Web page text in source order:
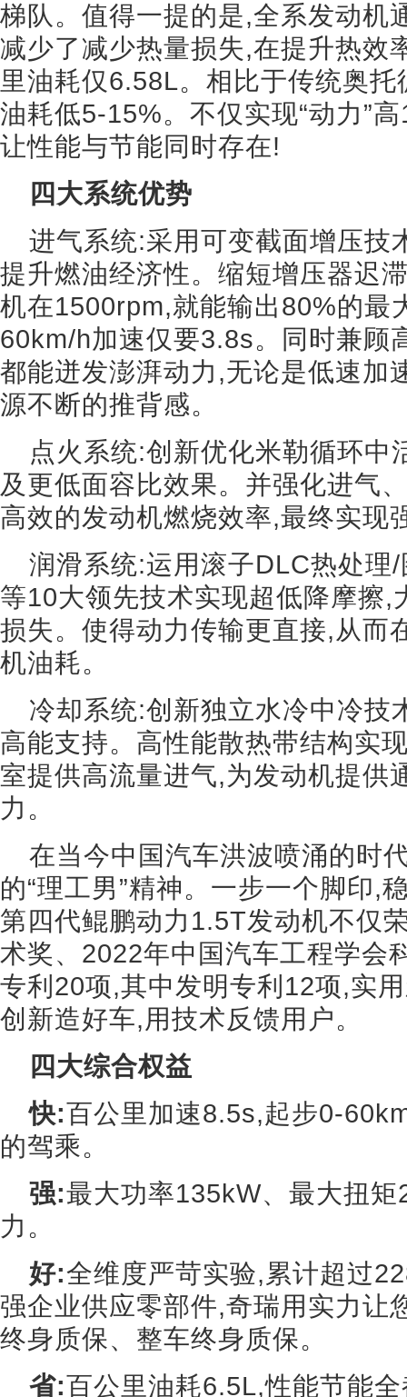
梯队。值得一提的是,全系发动机
减少了减少热量损失,在提升热效
里油耗仅6.58L。相比于传统奥
油耗低5-15%。不仅实现“动力”
让性能与节能同时存在!
四大系统优势
进气系统:采用可变截面增压技
提升燃油经济性。缩短增压器迟
机在1500rpm,就能输出80%的最
60km/h加速仅要3.8s。同时兼顾
都能迸发澎湃动力,无论是低速加
源不断的推背感。
点火系统:创新优化米勒循环中
及更低面容比效果。并强化进气
高效的发动机燃烧效率,最终实现
润滑系统:运用滚子DLC热处理
等10大领先技术实现超低降摩擦,
损失。使得动力传输更直接,从而
机油耗。
冷却系统:创新独立水冷中冷技
高能支持。高性能散热带结构实
室提供高流量进气,为发动机提供
力。
在当今中国汽车洪波喷涌的时
的“理工男”精神。一步一个脚印,
第四代鲲鹏动力1.5T发动机不仅
术奖、2022年中国汽车工程学会
专利20项,其中发明专利12项,实
创新造好车,用技术反馈用户。
四大综合权益
快:百公里加速8.5s,起步0-
的驾乘。
强:最大功率135kW、最大扭
力。
好:全维度严苛实验,累计超过
强企业供应零部件,奇瑞用实力让
终身质保、整车终身质保。
省:百公里油耗6.5L,性能节能